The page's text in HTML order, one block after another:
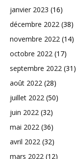
janvier 2023 (16)
décembre 2022 (38)
novembre 2022 (14)
octobre 2022 (17)
septembre 2022 (31)
août 2022 (28)
juillet 2022 (50)
juin 2022 (32)
mai 2022 (36)
avril 2022 (32)
mars 2022 (12)